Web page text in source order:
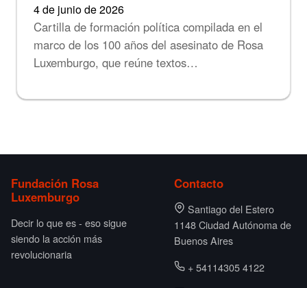
4 de junio de 2026
Cartilla de formación política compilada en el
marco de los 100 años del asesinato de Rosa
Luxemburgo, que reúne textos…
Fundación Rosa
Luxemburgo
Decir lo que es - eso sigue
siendo la acción más
revolucionaria
Contacto
Santiago del Estero
1148 Ciudad Autónoma de
Buenos Aires
+ 54114305 4122